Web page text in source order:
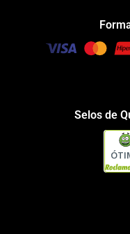
Selos de